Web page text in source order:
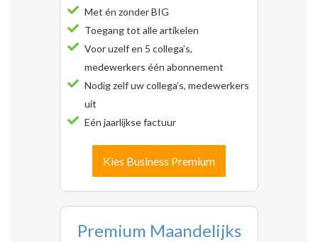
Met én zonder BIG
Toegang tot alle artikelen
Voor uzelf en 5 collega’s,
medewerkers één abonnement
Nodig zelf uw collega’s, medewerkers
uit
Eén jaarlijkse factuur
Kies Business Premium
Premium Maandelijks